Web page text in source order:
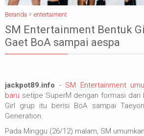
Beranda entertaiment
SM Entertainment Bentuk
Gaet BoA sampai aespa
jackpot89.info - SM Entertainment
baru setipe SuperM dengan formasi dari
Girl grup itu berisi BoA sampai
Generation.
Pada Minggu (26/12) malam, SM